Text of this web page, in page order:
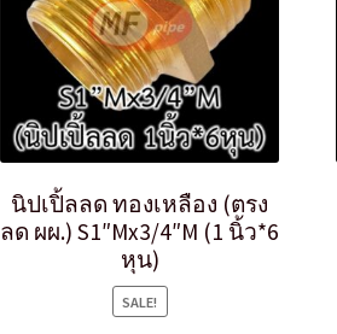
นิปเปิ้ลลด ทองเหลือง (ตรง
ลด ผผ.) S1″Mx3/4″M (1 นิ้ว*6
หุน)
SALE!